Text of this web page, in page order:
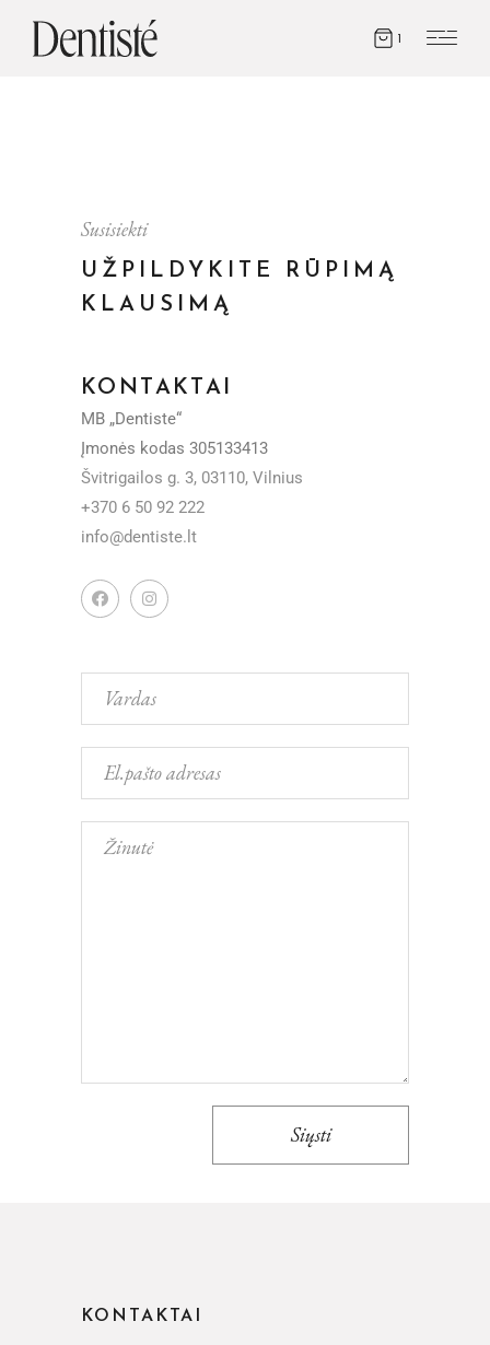
Susisiekti
UŽPILDYKITE RŪPIMĄ
KLAUSIMĄ
KONTAKTAI
MB „Dentiste“
Įmonės kodas 305133413
Švitrigailos g. 3, 03110, Vilnius
+370 6 50 92 222
info@dentiste.lt
Siųsti
KONTAKTAI